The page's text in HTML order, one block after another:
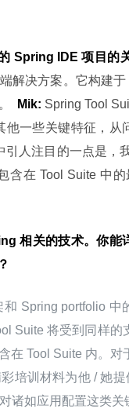
Spring IDE 项目的
解决方案。它构建
Mik: Spring Tool
他一些关键特征，
人注目的一点是，
含在 Tool Suite 中
相关的技术。你能
Spring portfolio
Suite 将受到同样的
在 Tool Suite 内。
培训材料为他 / 她
诸如应用配置这类